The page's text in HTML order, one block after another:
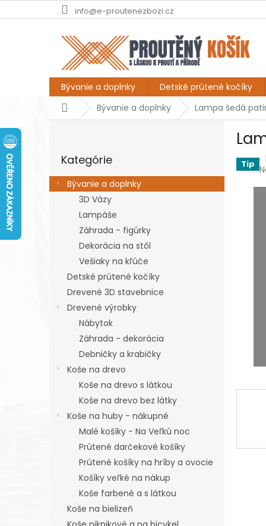
na
info@e-proutenezbozi.cz
Bývanie a doplnky Detské prútené kočíky
DomovBývanie a doplnky Lampa šedá
ý
p
kategórie
Kategórie
Bývanie a doplnky
3D Vázy
Lampáše
Záhrada - figúrky
Dekorácia na stôl
Vešiaky na kľúče
Detské prútené kočíky
Drevené 3D stavebnice
Drevené výrobky
Nábytok
Záhrada - dekorácia
Debničky a krabičky
Koše na drevo
Koše na drevo s látkou
Koše na drevo bez látky
Koše na huby - nákupné
Malé košíky - Na Veľkú noc
Prútené darčekové košíky
Prútené košíky na hríby a ovocie
Košíky veľké na nákup
Koše farbené a s látkou
Koše na bielizeň
Tip